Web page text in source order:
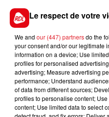
écurie, mais c'est un
genre d'épreuve. Pas
En direct
Laval (R4) : 107 HARIBOT
Le respect de votre
We and our (447) partnersdo the
your consent and/or our legitimate
information on a device; Use
profiles for personalised
advertising; Measure advertising
performance; Understand
of data from different sources;
profiles to personalise content;
content; Use limited data to select